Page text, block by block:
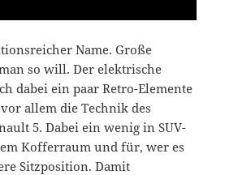
Name. Große
so will. Der elektrische
dabei ein paar Retro-Elemente
allem die Technik des
5. Dabei ein wenig in SUV-
Kofferraum und für, wer es
Sitzposition. Damit